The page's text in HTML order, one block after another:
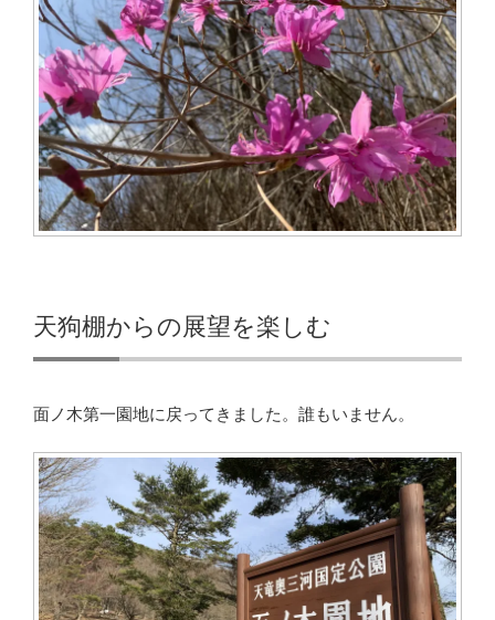
天狗棚からの展望を楽しむ
面ノ木第一園地に戻ってきました。誰もいません。